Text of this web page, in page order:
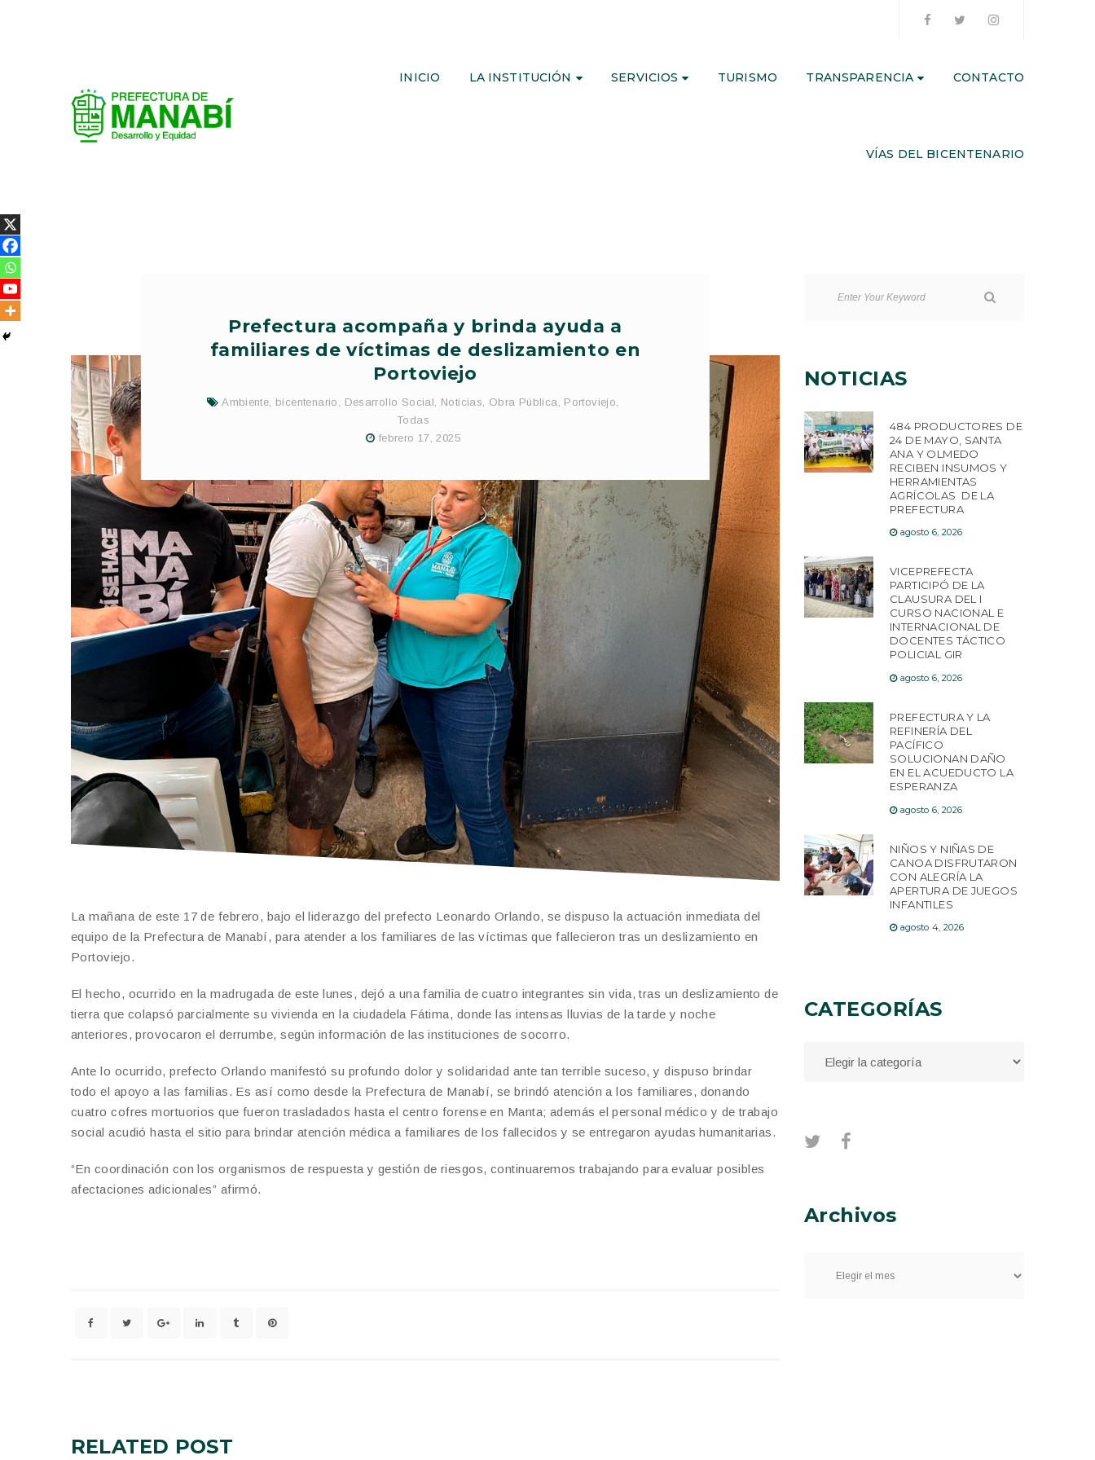
INICIO LA INSTITUCIÓN SERVICIOS TURISMO TRANSPARENCIA CONTACTO
VÍAS DEL BICENTENARIO
Prefectura acompaña y brinda ayuda a
familiares de víctimas de deslizamiento en
Portoviejo
Ambiente bicentenario Desarrollo Social Noticias Obra Pública Portoviejo
Todas
febrero 17, 2025
La mañana de este 17 de febrero, bajo el liderazgo del prefecto Leonardo Orlando, se dispuso la actuación inmediata del
equipo de la Prefectura de Manabí, para atender a los familiares de las víctimas que fallecieron tras un deslizamiento en
Portoviejo.
El hecho, ocurrido en la madrugada de este lunes, dejó a una familia de cuatro integrantes sin vida, tras un deslizamiento de
tierra que colapsó parcialmente su vivienda en la ciudadela Fátima, donde las intensas lluvias de la tarde y noche
anteriores, provocaron el derrumbe, según información de las instituciones de socorro.
Ante lo ocurrido, prefecto Orlando manifestó su profundo dolor y solidaridad ante tan terrible suceso, y dispuso brindar
todo el apoyo a las familias. Es así como desde la Prefectura de Manabí, se brindó atención a los familiares, donando
cuatro cofres mortuorios que fueron trasladados hasta el centro forense en Manta; además el personal médico y de trabajo
social acudió hasta el sitio para brindar atención médica a familiares de los fallecidos y se entregaron ayudas humanitarias.
“En coordinación con los organismos de respuesta y gestión de riesgos, continuaremos trabajando para evaluar posibles
afectaciones adicionales” afirmó.
RELATED POST
NOTICIAS
484 PRODUCTORES DE
24 DE MAYO, SANTA
ANA Y OLMEDO
RECIBEN INSUMOS Y
HERRAMIENTAS
AGRÍCOLAS DE LA
PREFECTURA
agosto 6, 2026
VICEPREFECTA
PARTICIPÓ DE LA
CLAUSURA DEL I
CURSO NACIONAL E
INTERNACIONAL DE
DOCENTES TÁCTICO
POLICIAL GIR
agosto 6, 2026
PREFECTURA Y LA
REFINERÍA DEL
PACÍFICO
SOLUCIONAN DAÑO
EN EL ACUEDUCTO LA
ESPERANZA
agosto 6, 2026
NIÑOS Y NIÑAS DE
CANOA DISFRUTARON
CON ALEGRÍA LA
APERTURA DE JUEGOS
INFANTILES
agosto 4, 2026
CATEGORÍAS
Archivos